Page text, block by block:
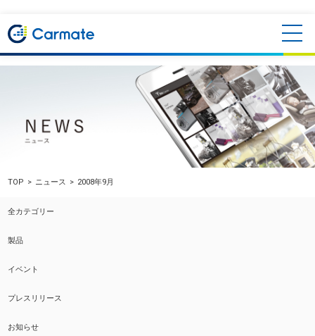
TOP ニュース 2008年9月
全カテゴリー
製品
イベント
プレスリリース
お知らせ